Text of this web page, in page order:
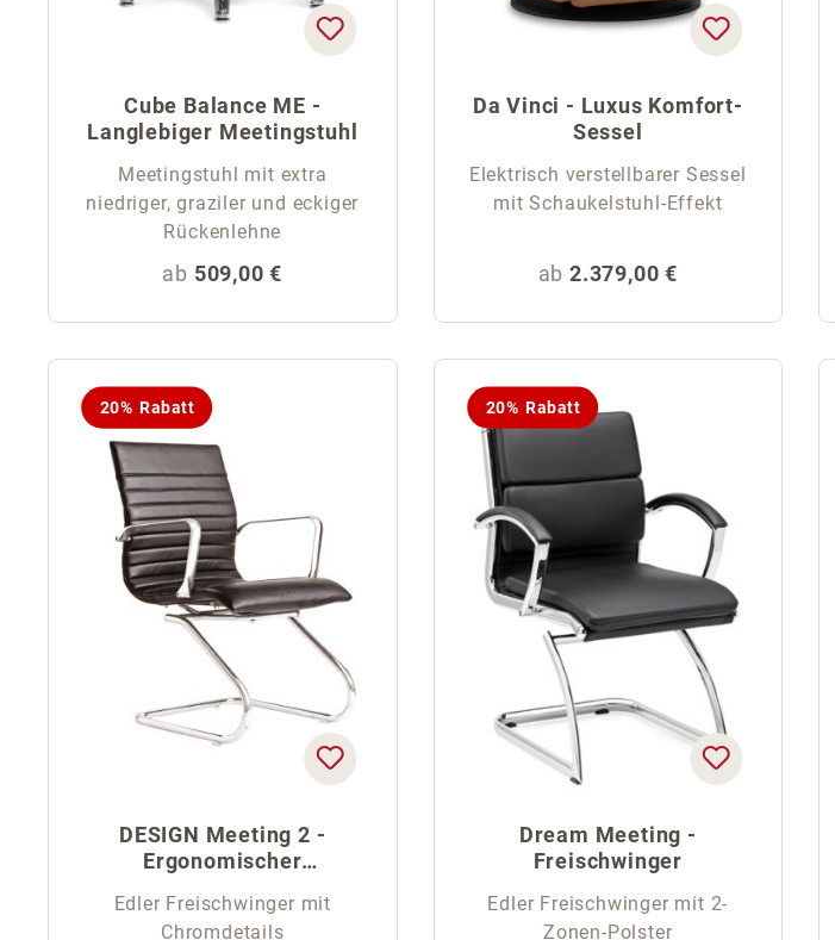
Cube Balance ME -
Langlebiger Meetingstuhl
Meetingstuhl mit extra
niedriger, graziler und eckiger
Rückenlehne
Regulärer Preis:
ab 509,00 €
Da Vinci - Luxus Komfort-
Sessel
Elektrisch verstellbarer Sessel
mit Schaukelstuhl-Effekt
Regulärer Preis:
ab 2.379,00 €
20% Rabatt
DESIGN Meeting 2 -
Ergonomischer
Edler Freischwinger mit
Chromdetails
20% Rabatt
Dream Meeting -
Freischwinger
Edler Freischwinger mit 2-
Zonen-Polster